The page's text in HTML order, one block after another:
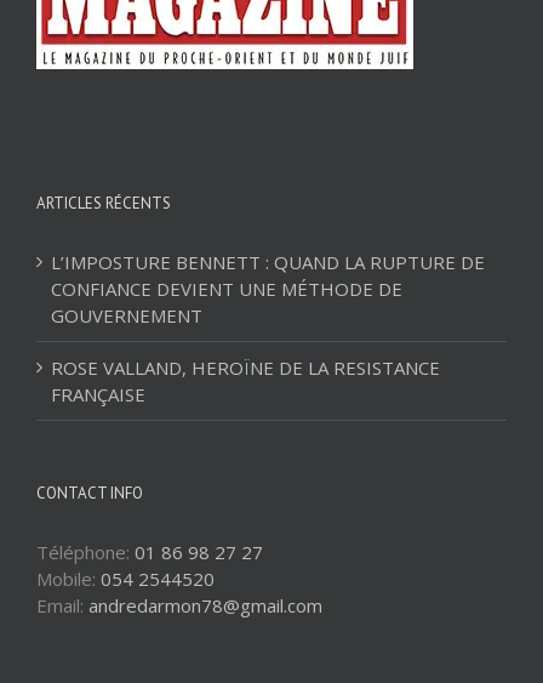
ARTICLES RÉCENTS
L’IMPOSTURE BENNETT : QUAND LA RUPTURE DE
CONFIANCE DEVIENT UNE MÉTHODE DE
GOUVERNEMENT
ROSE VALLAND, HEROÏNE DE LA RESISTANCE
FRANÇAISE
CONTACT INFO
Téléphone: 01 86 98 27 27
Mobile: 054 2544520
Email: andredarmon78@gmail.com